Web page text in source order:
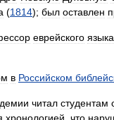
(1814); был оставлен
еврейского языка
в Российском
читал студентам
хронологией что